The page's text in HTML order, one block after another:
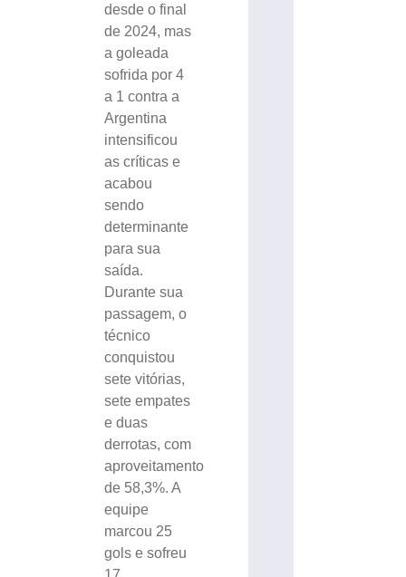
desde o final
de 2024, mas
a goleada
sofrida por 4
a 1 contra a
Argentina
intensificou
as críticas e
acabou
sendo
determinante
para sua
saída.
Durante sua
passagem, o
técnico
conquistou
sete vitórias,
sete empates
e duas
derrotas, com
aproveitamento
de 58,3%. A
equipe
marcou 25
gols e sofreu